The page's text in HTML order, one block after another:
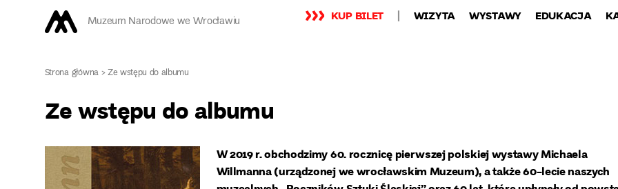
Muzeum Narodowe we Wrocławiu KUP BILET WIZYTA WYSTAWY EDUKACJA
Strona główna>Ze wstępu do albumu
Ze wstępu do albumu
W 2019 r. obchodzimy 60. rocznicę pierwszej polskiej wystawy Michaela
Willmanna (urządzonej we wrocławskim Muzeum), a także 60-lecie naszych